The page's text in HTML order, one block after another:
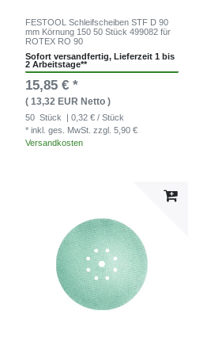
FESTOOL Schleifscheiben STF D 90
mm Körnung 150 50 Stück 499082 für
ROTEX RO 90
Sofort versandfertig, Lieferzeit 1 bis
2 Arbeitstage**
15,85 € *
( 13,32 EUR Netto )
50 Stück
| 0,32 € / Stück
* inkl. ges. MwSt.zzgl. 5,90 €
Versandkosten